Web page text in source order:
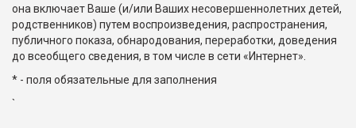
она включает Ваше (и/или Ваших несовершеннолетних детей,
родственников) путем воспроизведения, распространения,
публичного показа, обнародования, переработки, доведения
до всеобщего сведения, в том числе в сети «Интернет».
* - поля обязательные для заполнения
`